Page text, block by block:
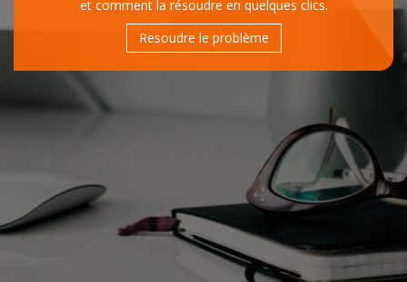
et comment la résoudre en quelques clics.
Resoudre le problème